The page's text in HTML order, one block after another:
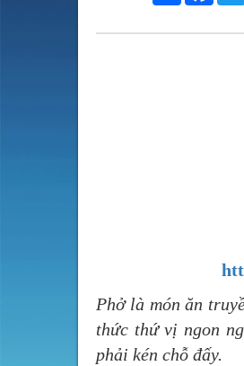
Phở là món ăn
thức thứ vị ngon
phải kén chỗ đấy.